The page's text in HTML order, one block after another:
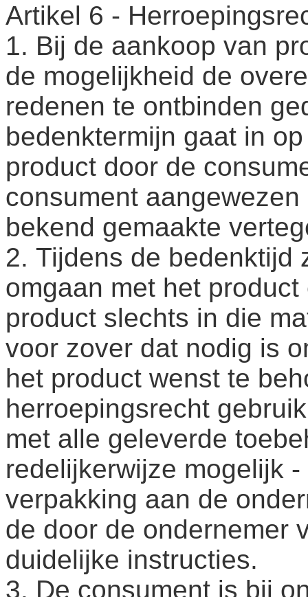
Artikel 6 -
1. Bij de aankoop van
de mogelijkheid de
redenen te ontbinden
bedenktermijn gaat in
product door de
consument
bekend gemaakte
2. Tijdens de bedenktijd
omgaan met het
product slechts in die
voor zover dat nodig is
het product wenst te
herroepingsrecht
met alle geleverde
redelijkerwijze mogelijk
verpakking aan de
de door de ondernemer
duidelijke instructies.
3. De consument is bij